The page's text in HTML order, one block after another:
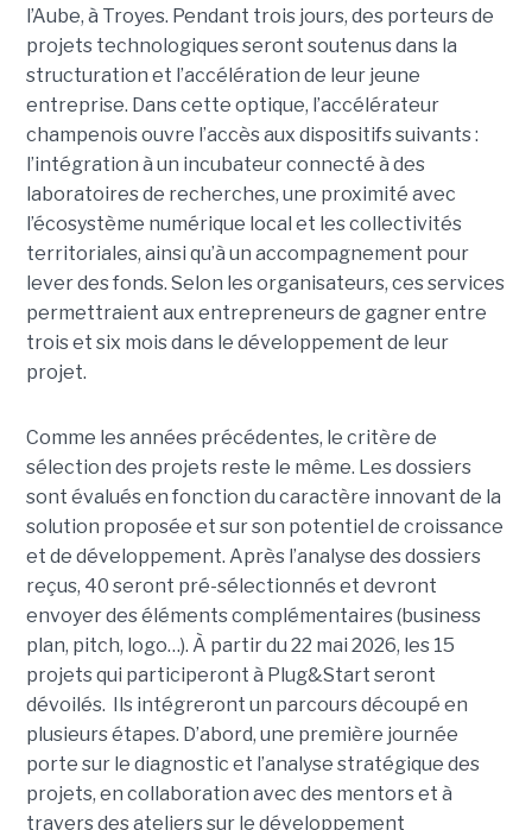
l’Aube, à Troyes. Pendant trois jours, des porteurs de
projets technologiques seront soutenus dans la
structuration et l’accélération de leur jeune
entreprise. Dans cette optique, l’accélérateur
champenois ouvre l’accès aux dispositifs suivants :
l’intégration à un incubateur connecté à des
laboratoires de recherches, une proximité avec
l’écosystème numérique local et les collectivités
territoriales, ainsi qu’à un accompagnement pour
lever des fonds. Selon les organisateurs, ces services
permettraient aux entrepreneurs de gagner entre
trois et six mois dans le développement de leur
projet.
Comme les années précédentes, le critère de
sélection des projets reste le même. Les dossiers
sont évalués en fonction du caractère innovant de la
solution proposée et sur son potentiel de croissance
et de développement. Après l’analyse des dossiers
reçus, 40 seront pré-sélectionnés et devront
envoyer des éléments complémentaires (business
plan, pitch, logo…). À partir du 22 mai 2026, les 15
projets qui participeront à Plug&Start seront
dévoilés. Ils intégreront un parcours découpé en
plusieurs étapes. D’abord, une première journée
porte sur le diagnostic et l’analyse stratégique des
projets, en collaboration avec des mentors et à
travers des ateliers sur le développement